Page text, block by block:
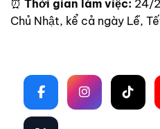
⏰ Thời gian làm việc: 24/
Chủ Nhật, kể cả ngày Lễ,